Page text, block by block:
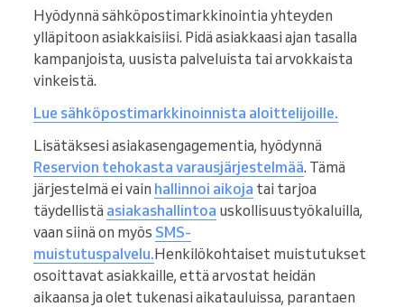
Hyödynnä sähköpostimarkkinointia yhteyden
ylläpitoon asiakkaisiisi. Pidä asiakkaasi ajan tasalla
kampanjoista, uusista palveluista tai arvokkaista
vinkeistä.
Lue sähköpostimarkkinoinnista aloittelijoille.
Lisätäksesi asiakasengagementia, hyödynnä
Reservion tehokasta varausjärjestelmää. Tämä
järjestelmä ei vain hallinnoi aikoja tai tarjoa
täydellistä asiakashallintoa uskollisuustyökaluilla,
vaan siinä on myös SMS-
muistutuspalvelu.Henkilökohtaiset muistutukset
osoittavat asiakkaille, että arvostat heidän
aikaansa ja olet tukenasi aikatauluissa, parantaen